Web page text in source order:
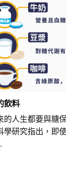
飲料
的人生都要與糖
學研究指出，即